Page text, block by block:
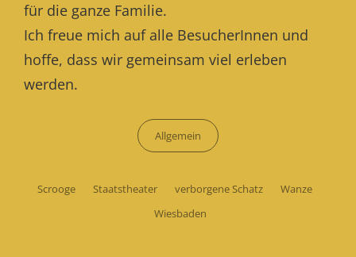
für die ganze Familie.
Ich freue mich auf alle BesucherInnen und
hoffe, dass wir gemeinsam viel erleben
werden.
Categories
Allgemein
Tags,
Scrooge Staatstheater verborgene Schatz
Wanze
Wiesbaden